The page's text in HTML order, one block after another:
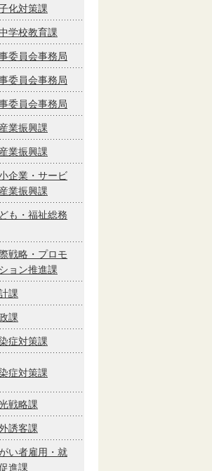
化対策課
学校教育課
委員会事務局
委員会事務局
委員会事務局
業振興課
業振興課
企業・サービ
業振興課
も・福祉総務
戦略・プロモ
ョン推進課
課
課
症対策課
症対策課
戦略課
誘客課
い者雇用・就
進課